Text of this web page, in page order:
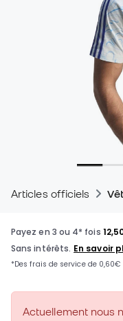
Articles officiels
Actuellement nous